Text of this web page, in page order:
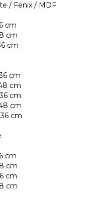
/ Fenix / MDF
cm
cm
cm
cm
cm
cm
cm
cm
cm
cm
cm
cm